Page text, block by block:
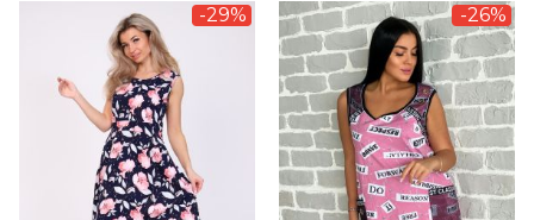
-29% -26%